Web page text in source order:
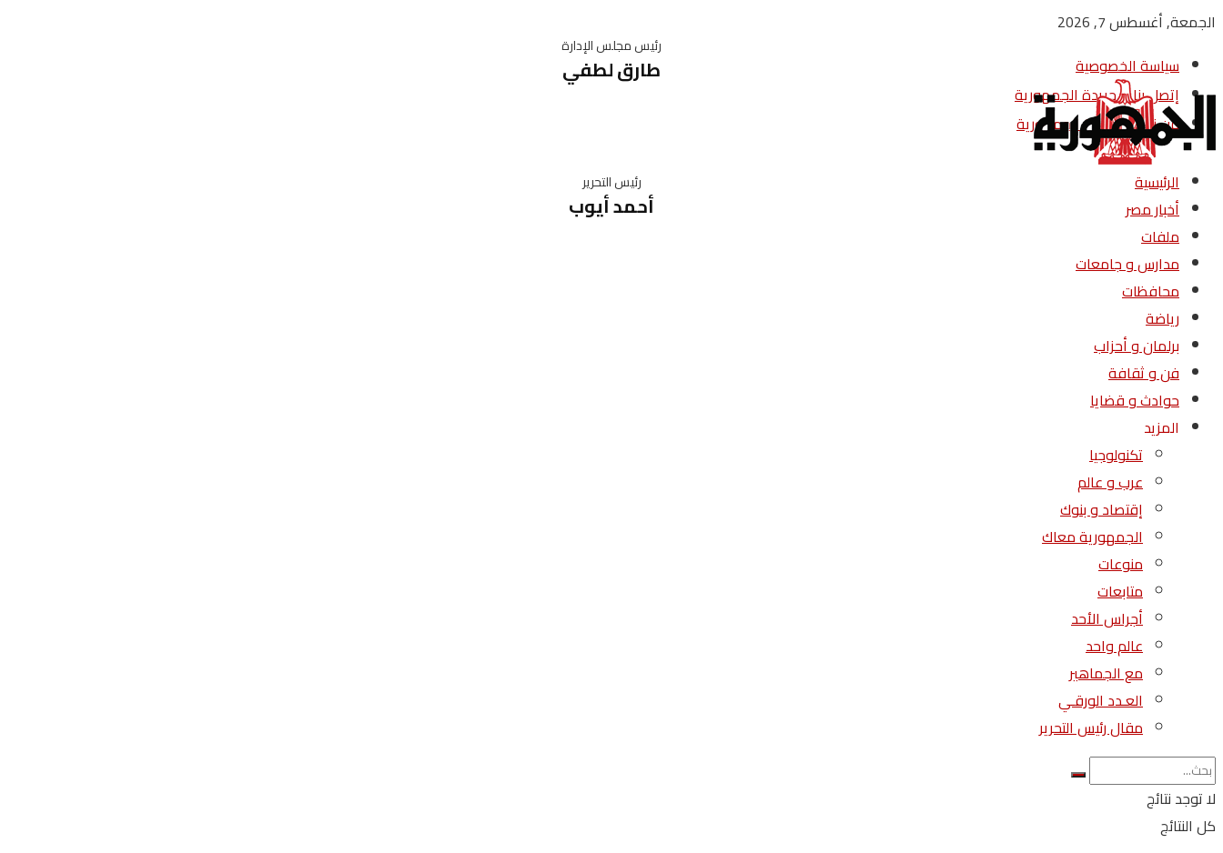
الجمعة, أغسطس 7, 2026
سياسة الخصوصية
إتصل بنا – جريدة الجمهورية
من نحن – جريدة الجمهورية
رئيس مجلس الإدارة
طارق لطفي
رئيس التحرير
أحمد أيوب
الرئيسية
أخبار مصر
ملفات
مدارس و جامعات
محافظات
رياضة
برلمان و أحزاب
فن و ثقافة
حوادث و قضايا
المزيد
تكنولوجيا
عرب و عالم
إقتصاد و بنوك
الجمهورية معاك
منوعات
متابعات
أجراس الأحد
عالم واحد
مع الجماهير
العـدد الورقـي
مقال رئيس التحرير
لا توجد نتائج
كل النتائج